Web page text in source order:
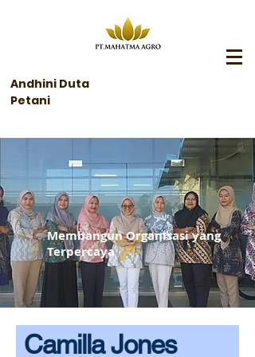
Andhini Duta
Petani
Membangun Organisasi yang
Terpercaya
Camilla Jones